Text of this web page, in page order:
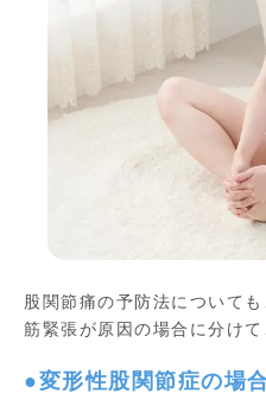
股関節痛の予防法について
筋緊張が原因の場合に分けて
●変形性股関節症の場